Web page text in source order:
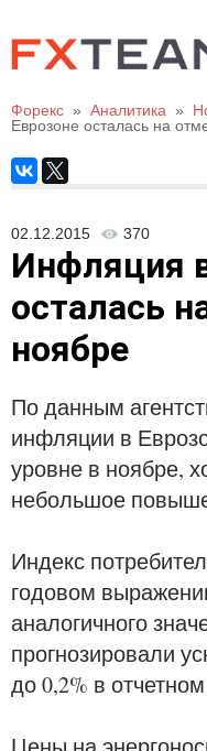
Форекс » Аналитика »
Еврозоне осталась на
02.12.2015 370
Инфляция
осталась
ноябре
По данным
инфляции в
уровне в ноябре,
небольшое
Индекс
годовом
аналогичного
прогнозировали
до 0,2% в